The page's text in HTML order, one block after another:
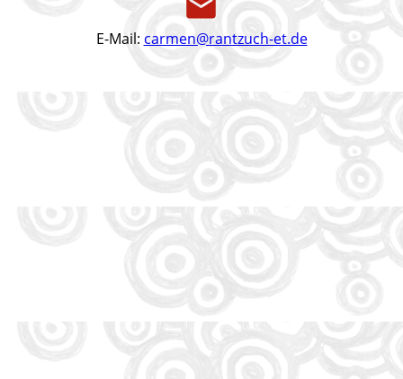
E-Mail: carmen@rantzuch-et.de